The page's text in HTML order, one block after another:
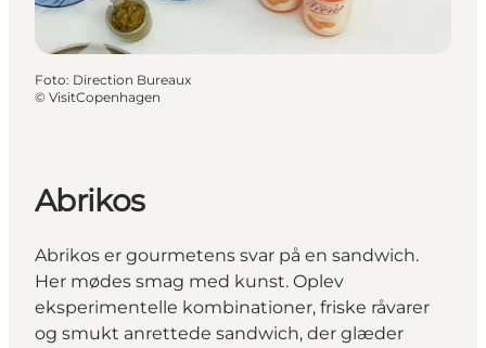
Foto: Direction Bureaux
© VisitCopenhagen
Abrikos
Abrikos er gourmetens svar på en sandwich.
Her mødes smag med kunst. Oplev
eksperimentelle kombinationer, friske råvarer
og smukt anrettede sandwich, der glæder